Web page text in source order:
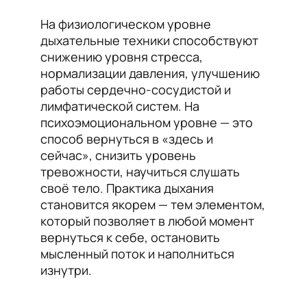
На физиологическом уровне
дыхательные техники способствуют
снижению уровня стресса,
нормализации давления, улучшению
работы сердечно-сосудистой и
лимфатической систем. На
психоэмоциональном уровне — это
способ вернуться в «здесь и
сейчас», снизить уровень
тревожности, научиться слушать
своё тело. Практика дыхания
становится якорем — тем элементом,
который позволяет в любой момент
вернуться к себе, остановить
мысленный поток и наполниться
изнутри.